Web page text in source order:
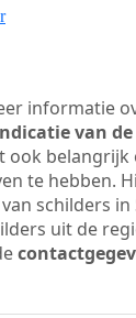
informatie
van
ook belangrijk
te hebben.
schilders in
uit de